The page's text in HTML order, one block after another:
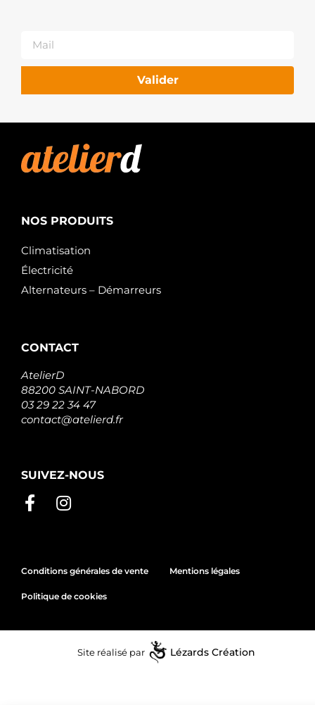
Valider
NOS PRODUITS
Climatisation
Électricité
Alternateurs – Démarreurs
CONTACT
AtelierD
88200 SAINT-NABORD
03 29 22 34 47
contact@atelierd.fr
SUIVEZ-NOUS
Conditions générales de vente Mentions légales
Politique de cookies
Site réalisé par Lézards Création